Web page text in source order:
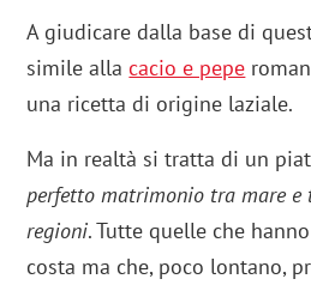
A giudicare dalla base di
simile allacacio e pepe
una ricetta di origine laziale.
Ma in realtà si tratta di un
perfetto matrimonio tra mare e
regioni. Tutte quelle che
costa ma che, poco lontano,